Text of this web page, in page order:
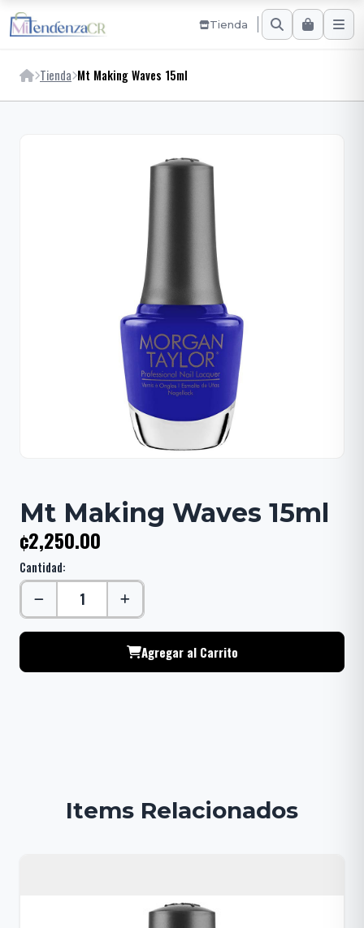
Tienda
Tienda Mt Making Waves 15ml
Mt Making Waves 15ml
¢2,250.00
Cantidad:
Agregar al Carrito
Items Relacionados